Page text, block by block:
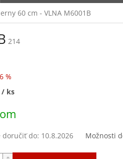
60 cm - VLNA M6001B
214
%
/ ks
doručiť do: 10.8.2026 Možnosti